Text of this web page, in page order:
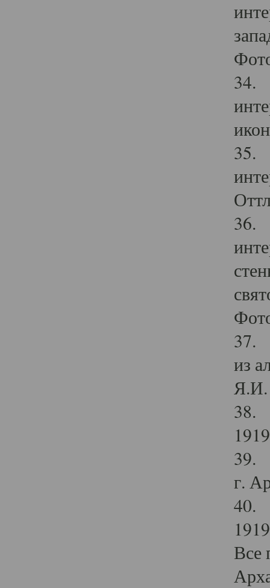
34.
35.
36.
37.
из
Я.И.
38.
39.
г.
40.
Все